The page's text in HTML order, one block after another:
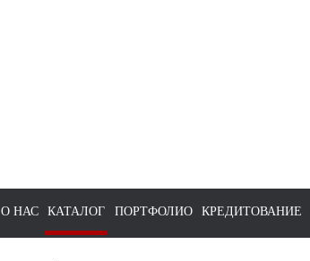
О НАС КАТАЛОГ ПОРТФОЛИО КРЕДИТОВАНИЕ